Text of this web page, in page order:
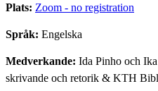
Plats: Zoom - no registration
Språk: Engelska
Medverkande: Ida Pinho och
skrivande och retorik & KTH